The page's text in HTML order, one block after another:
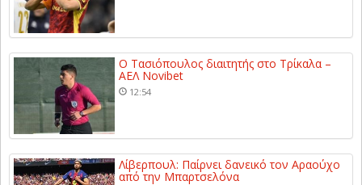
Ο Τασιόπουλος διαιτητής στο Τρίκαλα –
ΑΕΛ Novibet
12:54
Λίβερπουλ: Παίρνει δανεικό τον Αραούχο
από την Μπαρτσελόνα